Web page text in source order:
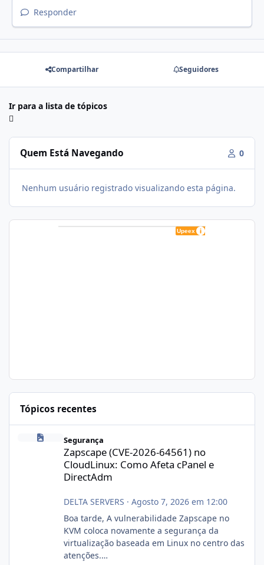
Responder
Compartilhar Seguidores
Ir para a lista de tópicos
Quem Está Navegando 0
Nenhum usuário registrado visualizando esta página.
Tópicos recentes
Zapscape (CVE-2026-64561) no CloudLinux: Como Afeta cPanel
Segurança
Zapscape (CVE-2026-64561) no
CloudLinux: Como Afeta cPanel e
DirectAdm
DELTA SERVERS · Agosto 7, 2026 em 12:00
Boa tarde, A vulnerabilidade Zapscape no
KVM coloca novamente a segurança da
virtualização baseada em Linux no centro das
atenções.